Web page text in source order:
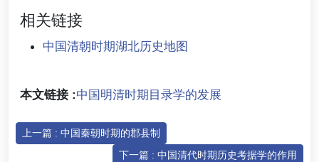
相关链接
中国清朝时期湖北历史地图
本文链接 :中国明清时期目录学的发展
上一篇 : 中国秦朝时期的郡县制
下一篇 : 中国清代时期历史考据学的作用